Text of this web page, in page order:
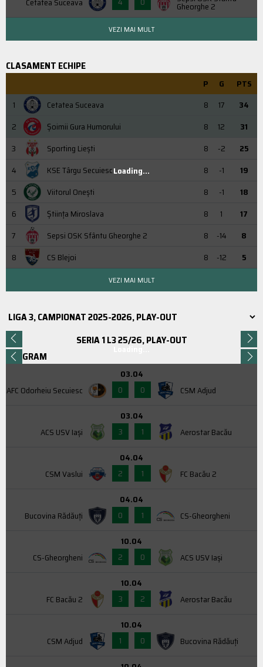
Cetatea Suceava Gheorghe 2
VEZI MAI MULT
CLASAMENT ECHIPE
P G
PTS
1
Cetatea Suceava 8 17
34
2
Şoimii Gura Humorului 8 12
31
3
Sporting Liești 8 -2
25
4
KSE Târgu Secuiesc 8 -1
19
5
Viitorul Onești 8 -1
18
6
Știința Miroslava 8 1
17
7
Sepsi OSK Sfântu Gheorghe 2 8 -14
8
8
CS Blejoi 8 -12 5
Loading...
VEZI MAI MULT
SERIA 1 L3 25/26, PLAY-OUT
PROGRAM
AFC Odorheiu Secuiesc
03.04
0
0 CSM Adjud
ACS USV Iaşi
03.04
3
1 Aerostar Bacău
CSM Vaslui
04.04
2
1 FC Bacău 2
Bucovina Rădăuți
04.04
0
1 CS-Gheorgheni
CS-Gheorgheni
10.04
2
0 ACS USV Iaşi
FC Bacău 2
10.04
3
2 Aerostar Bacău
CSM Adjud
10.04
1
0
Bucovina Rădăuți